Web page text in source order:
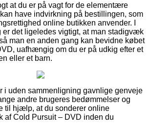
at du er på vagt for de elementære
have indvirkning på bestillingen, som
online butikken anvender. I
det ligeledes vigtigt, at man stadigvæk
man en anden gang kan bevidne købet
uafhængig om du er på udkig efter et
eller et barn.
i uden sammenligning gavnlige genveje
andre brugeres bedømmelser og
til hjælp, at du sonderer online
af Cold Pursuit – DVD inden du